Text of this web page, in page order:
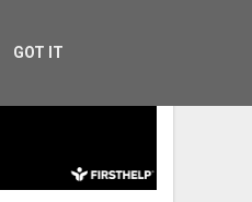
GOT IT